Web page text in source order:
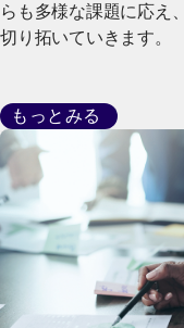
らも多様な課題に応え
切り拓いていきます。
もっとみる